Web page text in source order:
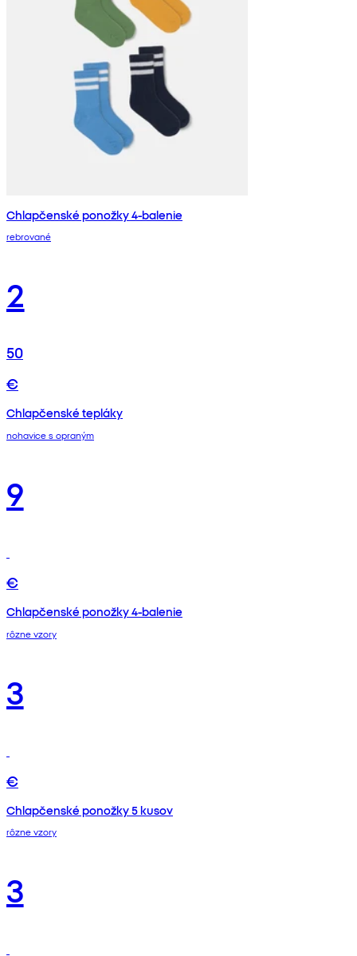
Chlapčenské ponožky 4-balenie
rebrované
2
50
€
Chlapčenské tepláky
nohavice s opraným
9
€
Chlapčenské ponožky 4-balenie
rôzne vzory
3
€
Chlapčenské ponožky 5 kusov
rôzne vzory
3